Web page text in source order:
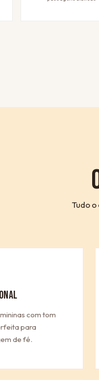
Tudo
com tom
para
de fé.